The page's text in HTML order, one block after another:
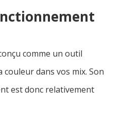
comme un outil
dans vos mix. Son
est donc relativement